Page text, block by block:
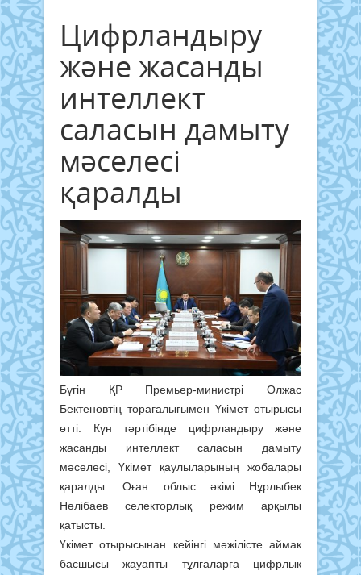
Цифрландыру
және жасанды
интеллект
саласын дамыту
мәселесі
қаралды
Бүгін ҚР Премьер-министрі Олжас
Бектеновтің төрағалығымен Үкімет отырысы
өтті. Күн тәртібінде цифрландыру және
жасанды интеллект саласын дамыту
мәселесі, Үкімет қаулыларының жобалары
қаралды. Оған облыс әкімі Нұрлыбек
Нәлібаев селекторлық режим арқылы
қатысты.
Үкімет отырысынан кейінгі мәжілісте аймақ
басшысы жауапты тұлғаларға цифрлық